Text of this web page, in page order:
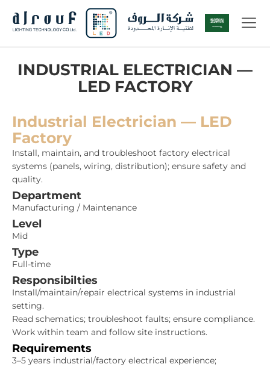
INDUSTRIAL ELECTRICIAN —
LED FACTORY
Industrial Electrician — LED
Factory
Install, maintain, and troubleshoot factory electrical
systems (panels, wiring, distribution); ensure safety and
quality.
Department
Manufacturing / Maintenance
Level
Mid
Type
Full-time
Responsibilties
Install/maintain/repair electrical systems in industrial
setting.
Read schematics; troubleshoot faults; ensure compliance.
Work within team and follow site instructions.
Requirements
3–5 years industrial/factory electrical experience;